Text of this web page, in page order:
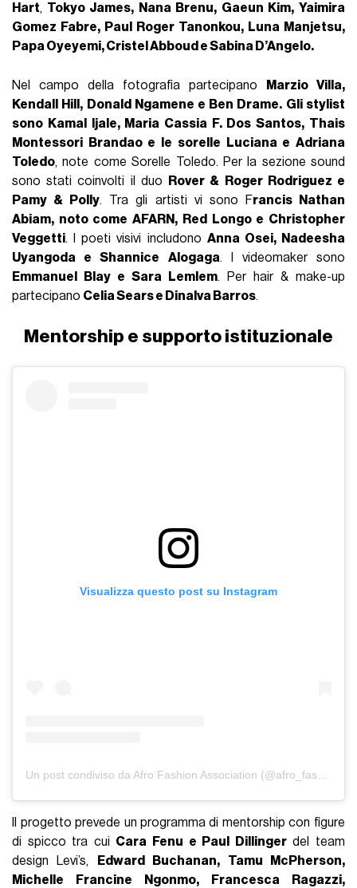
Hart, Tokyo James, Nana Brenu, Gaeun Kim, Yaimira
Gomez Fabre, Paul Roger Tanonkou, Luna Manjetsu,
Papa Oyeyemi, Cristel Abboud e Sabina D’Angelo.
Nel campo della fotografia partecipano
Marzio Villa,
Kendall Hill, Donald Ngamene e Ben Drame. Gli stylist
sono Kamal Ijale, Maria Cassia F. Dos Santos, Thais
Montessori Brandao e le sorelle Luciana e Adriana
Toledo, note come Sorelle Toledo. Per la sezione sound
sono stati coinvolti il duo
Rover & Roger Rodriguez e
Pamy & Polly. Tra gli artisti vi sono Francis Nathan
Abiam, noto come AFARN, Red Longo e Christopher
Veggetti. I poeti visivi includono Anna Osei, Nadeesha
Uyangoda e Shannice Alogaga. I videomaker sono
Emmanuel Blay e Sara Lemlem. Per hair & make-up
partecipano Celia Sears e Dinalva Barros.
Mentorship e supporto istituzionale
Visualizza questo post su Instagram
Il progetto prevede un programma di mentorship con figure
di spicco tra cui Cara Fenu e Paul Dillingerdel team
design Levi’s,
Edward Buchanan, Tamu McPherson,
Michelle Francine Ngonmo, Francesca Ragazzi,